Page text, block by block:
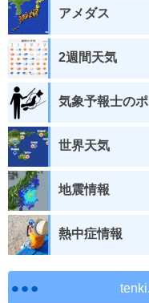
アメダス
2週間天気
気象予報士の
世界天気
地震情報
熱中症情報